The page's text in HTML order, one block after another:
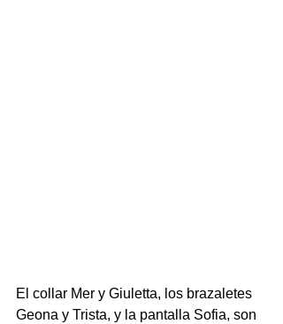
El collar Mer y Giuletta, los brazaletes
Geona y Trista, y la pantalla Sofia, son